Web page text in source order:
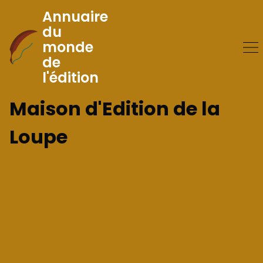
Skip
to
Content
Annuaire
du
monde
de
l'édition
Maison d'Edition de la
Loupe